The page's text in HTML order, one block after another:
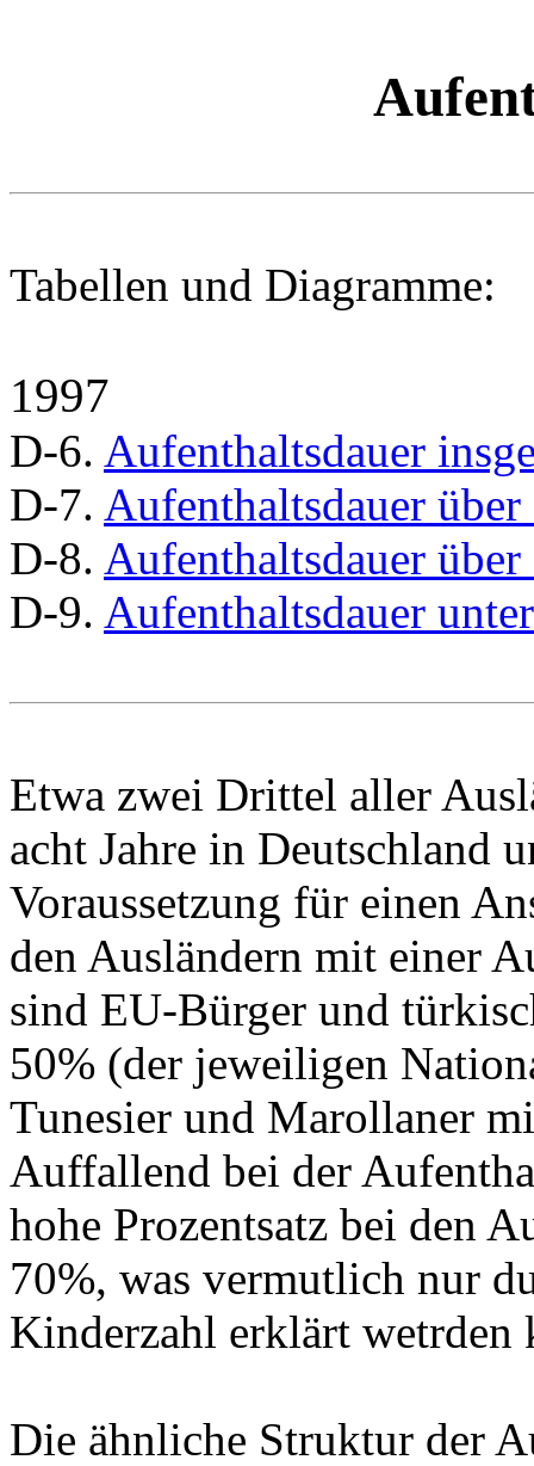
Tabellen und Diagramme:
1997
D-6. Aufenthaltsdauer
D-7. Aufenthaltsdauer
D-8. Aufenthaltsdauer
D-9. Aufenthaltsdauer
Etwa zwei Drittel aller
acht Jahre in Deutschland
Voraussetzung für einen
den Ausländern mit einer
sind EU-Bürger und
50% (der jeweiligen
Tunesier und Marollaner
Auffallend bei der
hohe Prozentsatz bei den
70%, was vermutlich nur
Kinderzahl erklärt wetrden
Die ähnliche Struktur der